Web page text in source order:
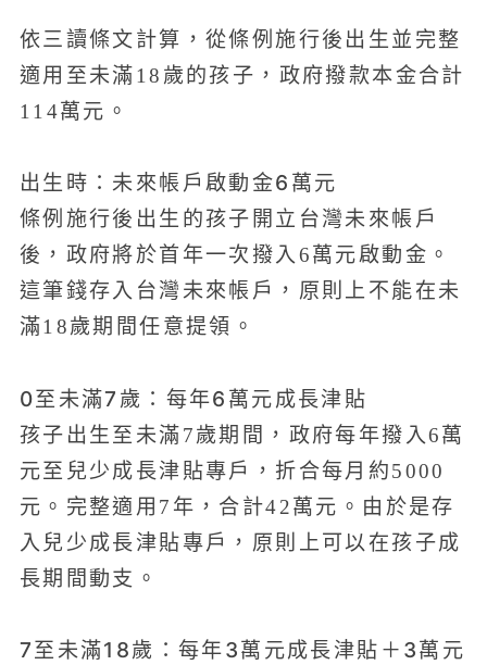
依三讀條文計算，從條例施行後出生並完整
適用至未滿18歲的孩子，政府撥款本金合計
114萬元。
出生時：未來帳戶啟動金6萬元
條例施行後出生的孩子開立台灣未來帳戶
後，政府將於首年一次撥入6萬元啟動金。
這筆錢存入台灣未來帳戶，原則上不能在未
滿18歲期間任意提領。
0至未滿7歲：每年6萬元成長津貼
孩子出生至未滿7歲期間，政府每年撥入6萬
元至兒少成長津貼專戶，折合每月約5000
元。完整適用7年，合計42萬元。由於是存
入兒少成長津貼專戶，原則上可以在孩子成
長期間動支。
7至未滿18歲：每年3萬元成長津貼＋3萬元